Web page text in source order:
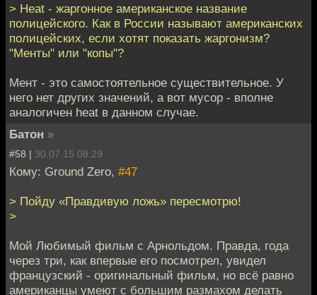
> Heat - жаргонное американское название
полицейского. Как в России называют американских
полицейских, если хотят показать жаргонизм?
"Менты" или "копы"?
Мент - это самостоятельное существительное. У
него нет других значений, а вот мусор - вполне
аналогичен heat в данном случае.
Батон »
#58 | 30.07.15 08:29
Кому: Ground Zero, #47
> Пойду «Правдивую ложь» пересмотрю!
>
Мой Любимый фильм с Арнольдом. Правда, года
через три, как впервые его посмотрел, увидел
французский - оригинальный фильм, но всё равно
американцы умеют с большим размахом делать